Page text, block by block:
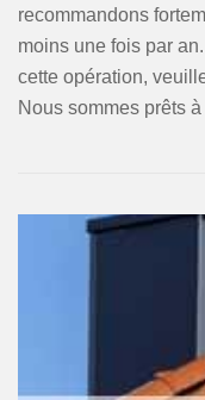
recommandons
moins une fois par
cette opération,
Nous sommes prêts